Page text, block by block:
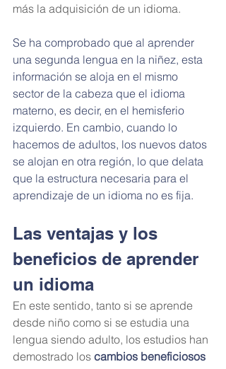
más la adquisición de un idioma.
Se ha comprobado que al aprender
una segunda lengua en la niñez, esta
información se aloja en el mismo
sector de la cabeza que el idioma
materno, es decir, en el hemisferio
izquierdo. En cambio, cuando lo
hacemos de adultos, los nuevos datos
se alojan en otra región, lo que delata
que la estructura necesaria para el
aprendizaje de un idioma no es fija.
Las ventajas y los
beneficios de aprender
un idioma
En este sentido, tanto si se aprende
desde niño como si se estudia una
lengua siendo adulto, los estudios han
demostrado los cambios beneficiosos